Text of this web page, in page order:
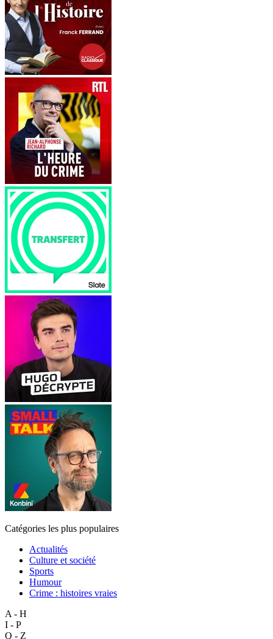
Catégories les plus populaires
Actualités
Culture et société
Sports
Humour
Crime : histoires vraies
A - H
I - P
Q - Z